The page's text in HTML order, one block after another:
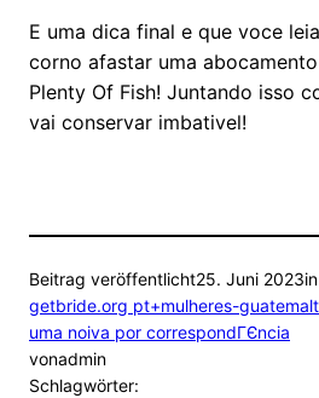
E uma dica final e que voce
corno afastar uma
Plenty Of Fish! Juntando isso
vai conservar imbativel!
Beitrag veröffentlicht25. Juni 2023in
getbride.org pt+mulheres-
uma noiva por correspondГЄncia
vonadmin
Schlagwörter: